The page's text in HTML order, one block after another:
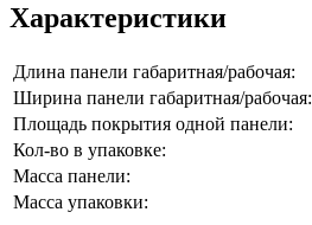
Характеристики
Длина панели габаритная/рабочая:
Ширина панели габаритная/рабочая:
Площадь покрытия одной панели:
Кол-во в упаковке:
Масса панели:
Масса упаковки: